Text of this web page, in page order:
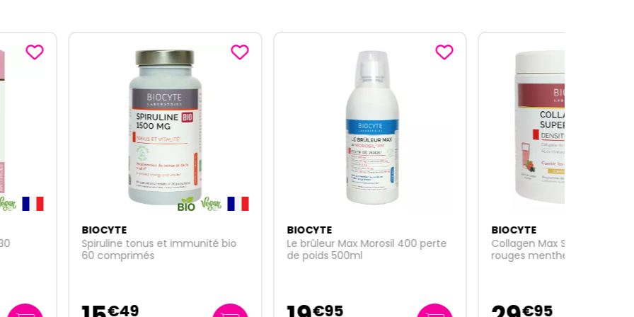
tonus et immunité bio
€49
Le brûleur Max Morosil 400 perte
€95
Collagen Max Superfuits fruits
rouges menthe anti-âge 260g
€95